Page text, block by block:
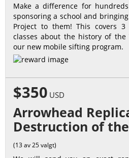
Make a difference for
sponsoring a school and
Project to them! This covers
classes about the history of
our new mobile sifting program.
$350 USD
Arrowhead
Destruction of
(13 av 25 valgt)